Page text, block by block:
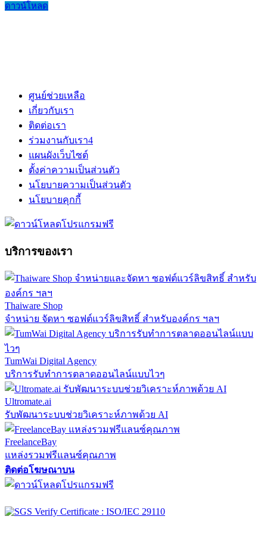
ดาวน์โหลด
ศูนย์ช่วยเหลือ
เกี่ยวกับเรา
ติดต่อเรา
ร่วมงานกับเรา4
แผนผังเว็บไซต์
ตั้งค่าความเป็นส่วนตัว
นโยบายความเป็นส่วนตัว
นโยบายคุกกี้
บริการของเรา
Thaiware Shop
จำหน่าย จัดหา ซอฟต์แวร์ลิขสิทธิ์ สำหรับองค์กร ฯลฯ
TumWai Digital Agency
บริการรับทำการตลาดออนไลน์แบบไวๆ
Ultromate.ai
รับพัฒนาระบบช่วยวิเคราะห์ภาพด้วย AI
FreelanceBay
แหล่งรวมฟรีแลนซ์คุณภาพ
ติดต่อโฆษณาบน